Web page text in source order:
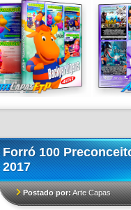
Forró 100
2017
Postado por:Arte Capas